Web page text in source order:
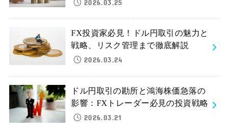
FX投資家必見！ドル円取引の魅力と
戦略、リスク管理まで徹底解説
2026.03.24
ドル円取引の勘所と鴻海株価急落の
影響：FXトレーダー必見の投資戦略
2026.03.21